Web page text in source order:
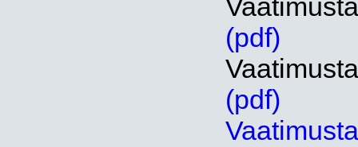
(pdf)
(pdf)